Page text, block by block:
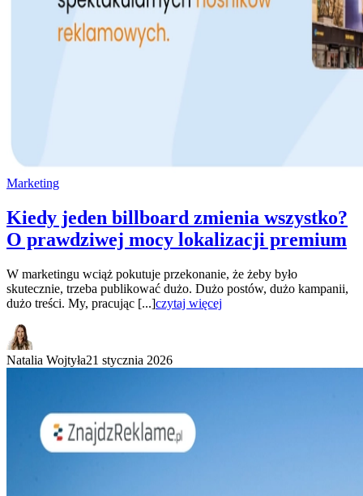
Marketing
Kiedy jeden billboard zmienia wszystko?
O prawdziwej mocy lokalizacji premium
W marketingu wciąż pokutuje przekonanie, że żeby było
skutecznie, trzeba publikować dużo. Dużo postów, dużo kampanii,
dużo treści. My, pracując [...]czytaj więcej
Natalia Wojtyła21 stycznia 2026